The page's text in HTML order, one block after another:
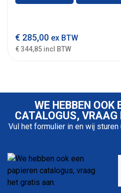
€ 285,00 ex BTW
€ 344,85 incl BTW
WE HEBBEN OOK
CATALOGUS,
Vul het formulier in en wij